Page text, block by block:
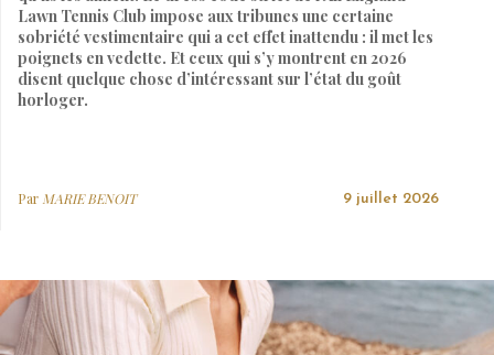
Lawn Tennis Club impose aux tribunes une certaine
sobriété vestimentaire qui a cet effet inattendu : il met les
poignets en vedette. Et ceux qui s’y montrent en 2026
disent quelque chose d’intéressant sur l’état du goût
horloger.
Par MARIE BENOIT 9 juillet 2026